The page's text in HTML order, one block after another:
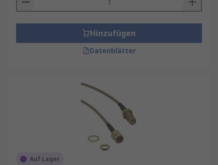
Hinzufügen
Datenblätter
Auf Lager